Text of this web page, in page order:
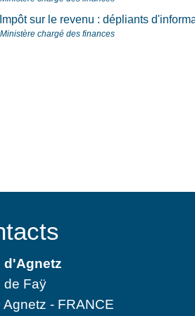
Impôt sur le revenu : dépliants
Ministère chargé des finances
d'Agnetz
de Faÿ
Agnetz - FRANCE